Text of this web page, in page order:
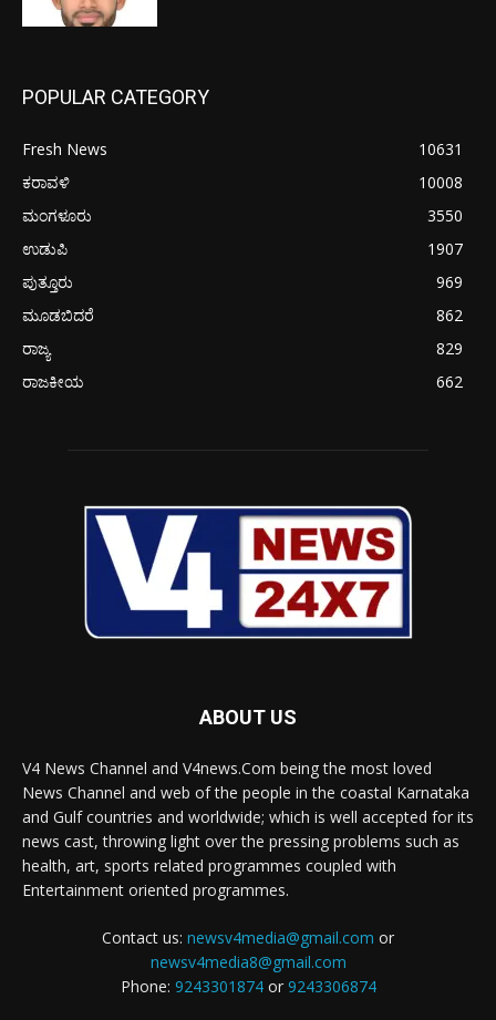
POPULAR CATEGORY
Fresh News
10631
ಕರಾವಳಿ
10008
ಮಂಗಳೂರು
3550
ಉಡುಪಿ
1907
ಪುತ್ತೂರು
969
ಮೂಡಬಿದರೆ
862
ರಾಜ್ಯ
829
ರಾಜಕೀಯ
662
ABOUT US
V4 News Channel and V4news.Com being the most loved
News Channel and web of the people in the coastal Karnataka
and Gulf countries and worldwide; which is well accepted for its
news cast, throwing light over the pressing problems such as
health, art, sports related programmes coupled with
Entertainment oriented programmes.
Contact us: newsv4media@gmail.com or
newsv4media8@gmail.com
Phone: 9243301874or 9243306874